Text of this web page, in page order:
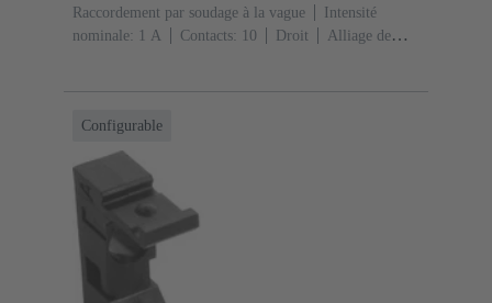
Raccordement par soudage à la vague
Intensité
nominale: ‌1 A
Contacts: 10 Droit
Alliage de
Configurable